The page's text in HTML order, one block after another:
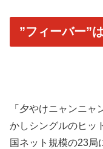
”フィーバー”
「夕やけニャンニ
かしシングルのヒッ
国ネット規模の23局